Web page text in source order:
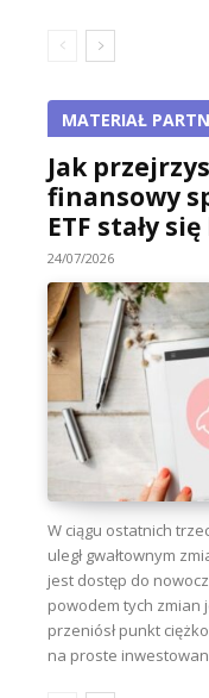
MATERIAŁ
Jak
finansowy
ETF stały
24/07/2026
W ciągu ostatnich
uległ gwałtownym
jest dostęp do
powodem tych
przeniósł punkt
na proste